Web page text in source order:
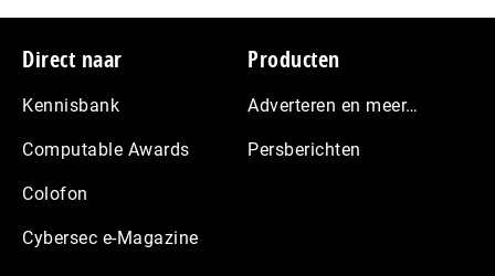
Footer
Direct naar
Kennisbank
Computable Awards
Colofon
Cybersec e-Magazine
Producten
Adverteren en meer…
Persberichten